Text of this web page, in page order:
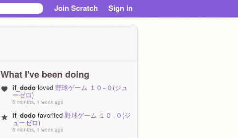
Join Scratch Sign in
What I've been doing
if_dodo loved 野球ゲーム １０−０(ジュ
ーゼロ)
5 months, 1 week ago
if_dodo favorited 野球ゲーム １０−０(ジ
ューゼロ)
5 months, 1 week ago